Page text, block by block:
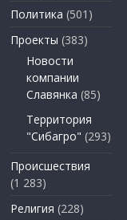
Политика (501)
Проекты (383)
Новости
компании
Славянка (85)
Территория
"Сибагро" (293)
Происшествия
(1 283)
Религия (228)